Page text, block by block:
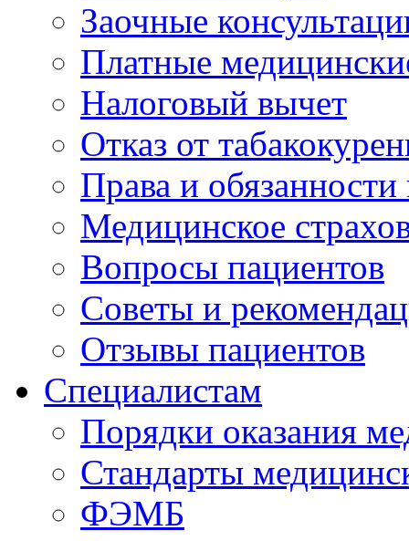
Заочные
Платные
Налоговый вычет
Отказ от
Права и
Медицинское
Вопросы пациентов
Советы и
Отзывы пациентов
Специалистам
Порядки оказания
Стандарты
ФЭМБ